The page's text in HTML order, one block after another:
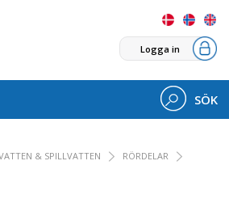
Logga in
SÖK
& SPILLVATTEN RÖRDELAR